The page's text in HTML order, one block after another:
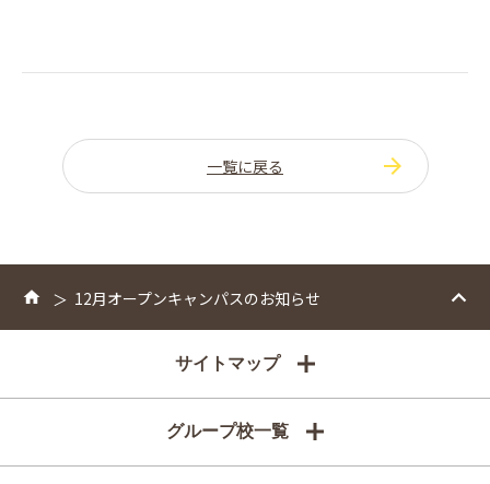
一覧に戻る
12月オープンキャンパスのお知らせ
サイトマップ
グループ校一覧